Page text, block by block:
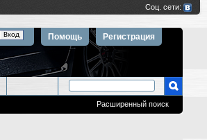
Регистрация
Помощь
Расширенный поиск